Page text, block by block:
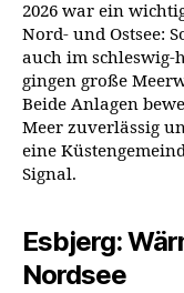
2026 war ein
Nord- und Ostsee:
auch im schleswig-
gingen große
Beide Anlagen
Meer zuverlässig
eine
Signal.
Esbjerg:
Nordsee